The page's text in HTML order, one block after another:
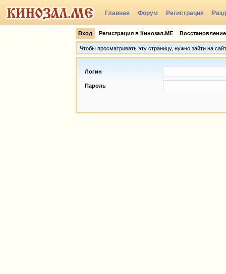
Главная Форум Регистрация
Вход Регистрация в Кинозал.МЕ
Чтобы просматривать эту страницу, нужно зайти на сайт
Логин
Пароль